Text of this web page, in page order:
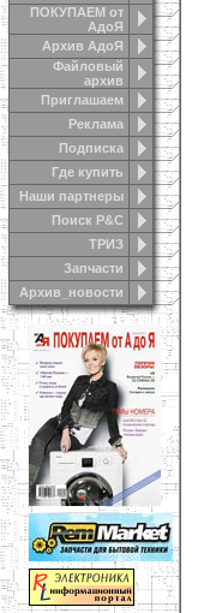
ПОКУПАЕМ от
АдоЯ
Архив АдоЯ
Файловый
архив
Приглашаем
Реклама
Подписка
Где купить
Наши партнеры
Поиск Р&С
ТРИЗ
Запчасти
Архив_новости